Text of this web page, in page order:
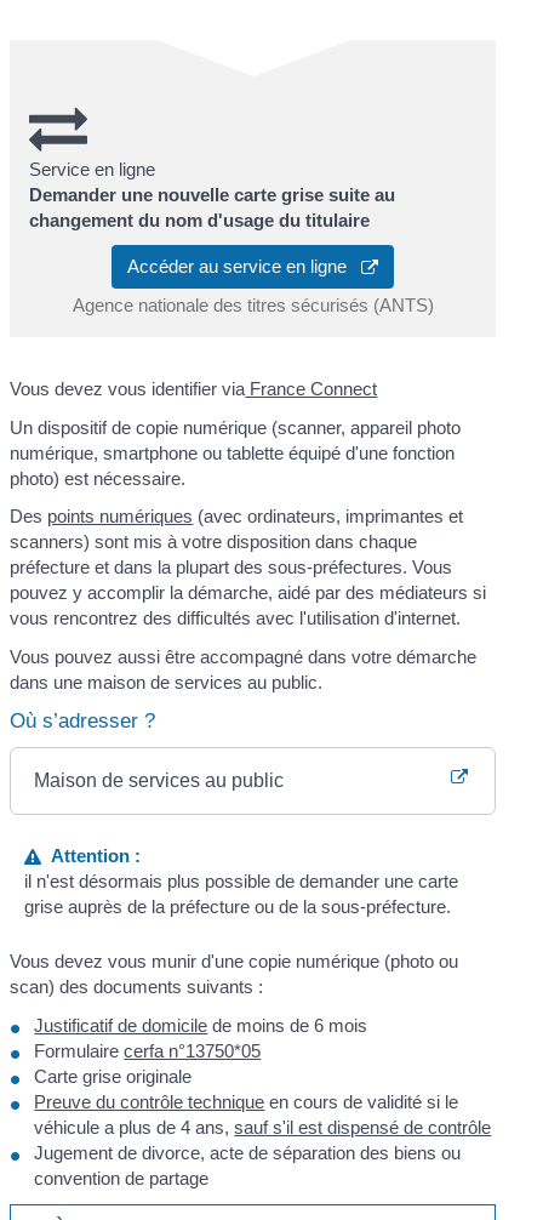
Service en ligne
Demander une nouvelle carte grise suite au
changement du nom d'usage du titulaire
Accéder au service en ligne
Agence nationale des titres sécurisés (ANTS)
Vous devez vous identifier via France Connect
Un dispositif de copie numérique (scanner, appareil photo
numérique, smartphone ou tablette équipé d'une fonction
photo) est nécessaire.
Des points numériques (avec ordinateurs, imprimantes et
scanners) sont mis à votre disposition dans chaque
préfecture et dans la plupart des sous-préfectures. Vous
pouvez y accomplir la démarche, aidé par des médiateurs si
vous rencontrez des difficultés avec l'utilisation d'internet.
Vous pouvez aussi être accompagné dans votre démarche
dans une maison de services au public.
Où s’adresser ?
Maison de services au public
Attention :
il n'est désormais plus possible de demander une carte
grise auprès de la préfecture ou de la sous-préfecture.
Vous devez vous munir d'une copie numérique (photo ou
scan) des documents suivants :
Justificatif de domicile de moins de 6 mois
Formulairecerfa n°13750*05
Carte grise originale
Preuve du contrôle technique en cours de validité si le
véhicule a plus de 4 ans,sauf s'il est dispensé de contrôle
Jugement de divorce, acte de séparation des biens ou
convention de partage